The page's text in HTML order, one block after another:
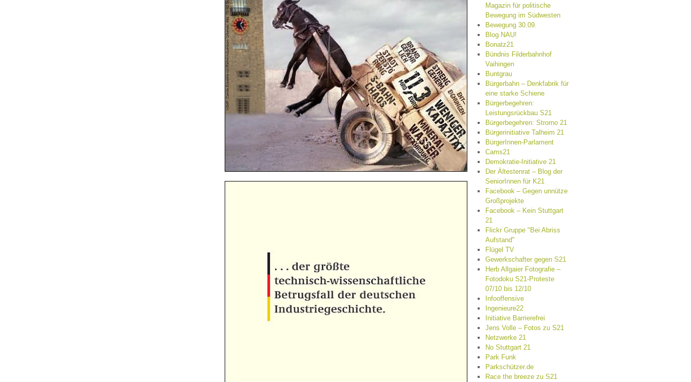
Magazin für politische
Bewegung im Südwesten
Bewegung 30.09.
Blog NAU!
Bonatz21
Bündnis Filderbahnhof
Vaihingen
Buntgrau
Bürgerbahn – Denkfabrik für
eine starke Schiene
Bürgerbegehren:
Leistungsrückbau S21
Bürgerbegehren: Strorno 21
Bürgerinitiative Talheim 21
BürgerInnen-Parlament
Cams21
Demokratie-Initiative 21
Der Ältestenrat – Blog der
SeniorInnen für K21
Facebook – Gegen unnütze
Großprojekte
Facebook – Kein Stuttgart
21
Flickr Gruppe "Bei Abriss
Aufstand"
Flügel TV
Gewerkschafter gegen S21
Herb Allgaier Fotografie –
Fotodoku S21-Proteste
07/10 bis 12/10
Infooffensive
Ingenieure22
Initiative Barrierefrei
Jens Volle – Fotos zu S21
Netzwerke 21
No Stuttgart 21
Park Funk
Parkschützer.de
Race the breeze zu S21